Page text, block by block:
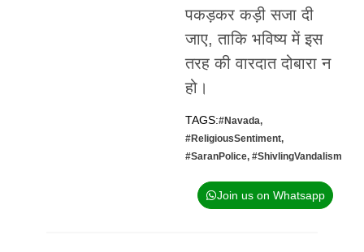
पकड़कर कड़ी सजा दी
जाए, ताकि भविष्य में इस
तरह की वारदात दोबारा न
हो।
TAGS:#Navada,
#ReligiousSentiment,
#SaranPolice, #ShivlingVandalism
Join us on Whatsapp